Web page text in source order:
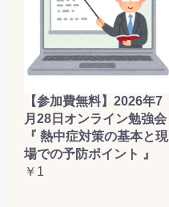
【参加費無料】2026年7
月28日オンライン勉強会
『 熱中症対策の基本と現
場での予防ポイント 』
￥1